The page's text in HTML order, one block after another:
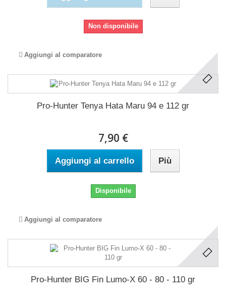
Non disponibile
Aggiungi al comparatore
Pro-Hunter Tenya Hata Maru 94 e 112 gr
7,90 €
Aggiungi al carrello Più
Disponibile
Aggiungi al comparatore
Pro-Hunter BIG Fin Lumo-X 60 - 80 - 110 gr